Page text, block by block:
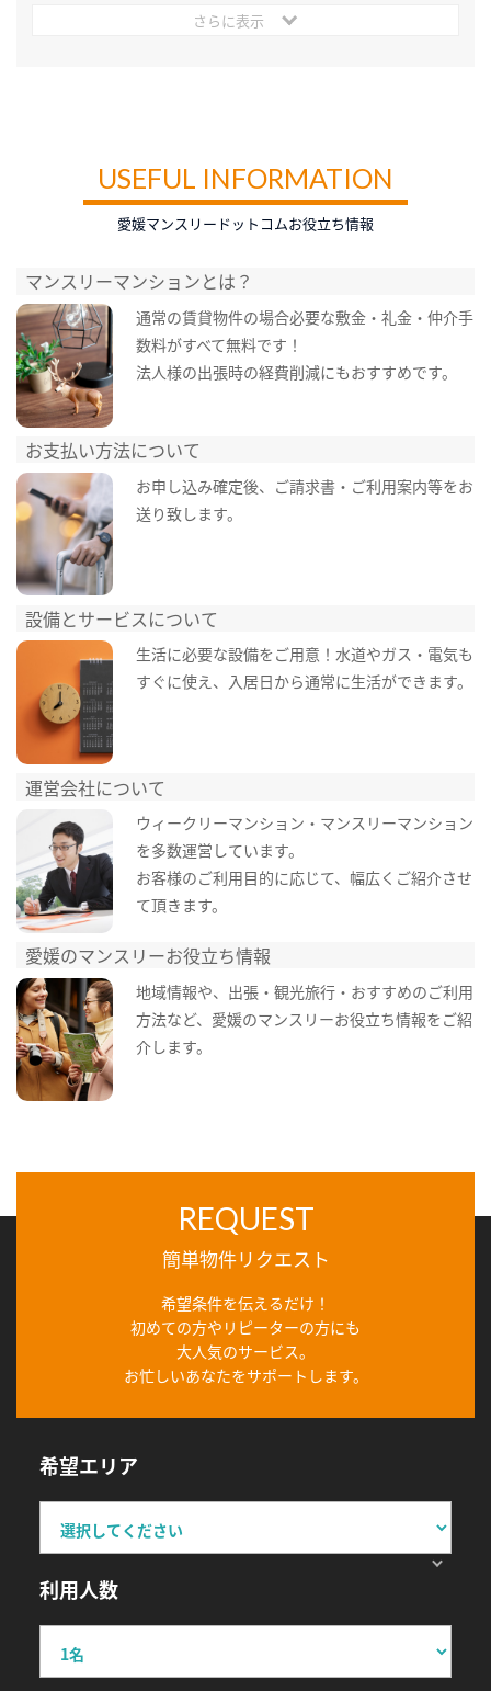
さらに表示
USEFUL INFORMATION
愛媛マンスリードットコムお役立ち情報
マンスリーマンションとは？
通常の賃貸物件の場合必要な敷金・礼金・仲介手
数料がすべて無料です！
法人様の出張時の経費削減にもおすすめです。
お支払い方法について
お申し込み確定後、ご請求書・ご利用案内等をお
送り致します。
設備とサービスについて
生活に必要な設備をご用意！水道やガス・電気も
すぐに使え、入居日から通常に生活ができます。
運営会社について
ウィークリーマンション・マンスリーマンション
を多数運営しています。
お客様のご利用目的に応じて、幅広くご紹介させ
て頂きます。
愛媛のマンスリーお役立ち情報
地域情報や、出張・観光旅行・おすすめのご利用
方法など、愛媛のマンスリーお役立ち情報をご紹
介します。
REQUEST
簡単物件リクエスト
希望条件を伝えるだけ！
初めての方やリピーターの方にも
大人気のサービス。
お忙しいあなたをサポートします。
希望エリア
利用人数